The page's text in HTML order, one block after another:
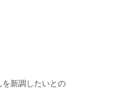
新調したいとの